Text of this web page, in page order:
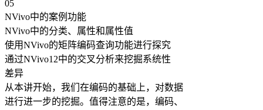
05
NVivo中的案例功能
NVivo中的分类、属性和属性值
使用NVivo的矩阵编码查询功能进行探究
通过NVivo12中的交叉分析来挖掘系统性
差异
从本讲开始，我们在编码的基础上，对数据
进行进一步的挖掘。值得注意的是，编码、